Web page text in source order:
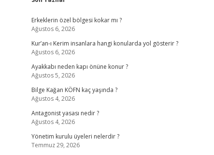
Sidebar
Erkeklerin özel bölgesi kokar mı ?
Ağustos 6, 2026
Kur’an-ı Kerim insanlara hangi konularda yol gösterir ?
Ağustos 6, 2026
Ayakkabı neden kapı önüne konur ?
Ağustos 5, 2026
Bilge Kağan KÖFN kaç yaşında ?
Ağustos 4, 2026
Antagonist yasası nedir ?
Ağustos 4, 2026
Yönetim kurulu üyeleri nelerdir ?
Temmuz 29, 2026